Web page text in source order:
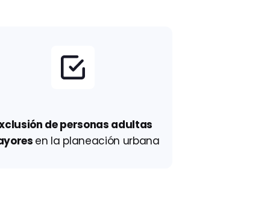
de personas adultas
en la planeación urbana